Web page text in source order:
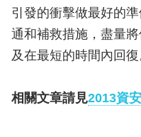
引發的衝擊做最好的
通和補救措施，盡量
及在最短的時間內回復
相關文章請見2013資